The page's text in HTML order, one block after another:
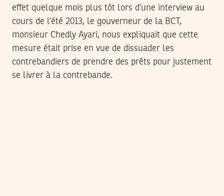
effet quelque mois plus tôt lors d’une interview au
cours de l’été 2013, le gouverneur de la BCT,
monsieur Chedly Ayari, nous expliquait que cette
mesure était prise en vue de dissuader les
contrebandiers de prendre des prêts pour justement
se livrer à la contrebande.